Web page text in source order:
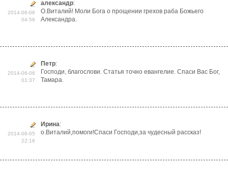
2014-06-06
04:56
александр:
О.Виталий! Моли Бога о прощении грехов раба Божьего
Александра.
2014-06-06
01:37
Петр:
Господи, благослови. Статья точно евангелие. Спаси Вас Бог,
Тамара.
2014-06-05
22:16
Ирина:
о.Виталий,помоги!Спаси Господи,за чудесный рассказ!